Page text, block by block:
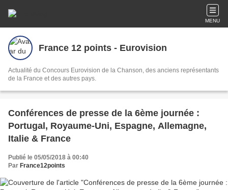
MENU
France 12 points - Eurovision
Actualité du Concours Eurovision de la Chanson, des anciens représentants
de la France et des autres pays.
Conférences de presse de la 6ème journée :
Portugal, Royaume-Uni, Espagne, Allemagne,
Italie & France
Publié le 05/05/2018 à 00:40
Par France12points